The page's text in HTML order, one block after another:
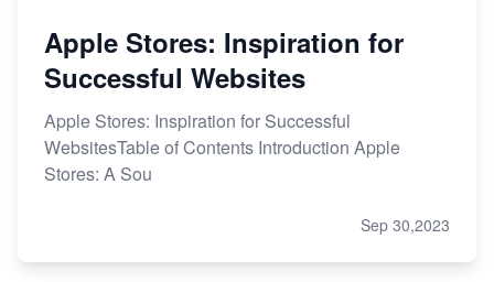
Apple Stores: Inspiration for
Successful Websites
Apple Stores: Inspiration for Successful
WebsitesTable of Contents Introduction Apple
Stores: A Sou
Sep 30,2023